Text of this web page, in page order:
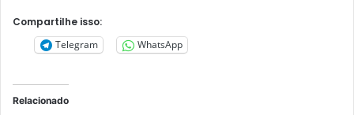
Compartilhe isso:
Telegram
WhatsApp
Relacionado